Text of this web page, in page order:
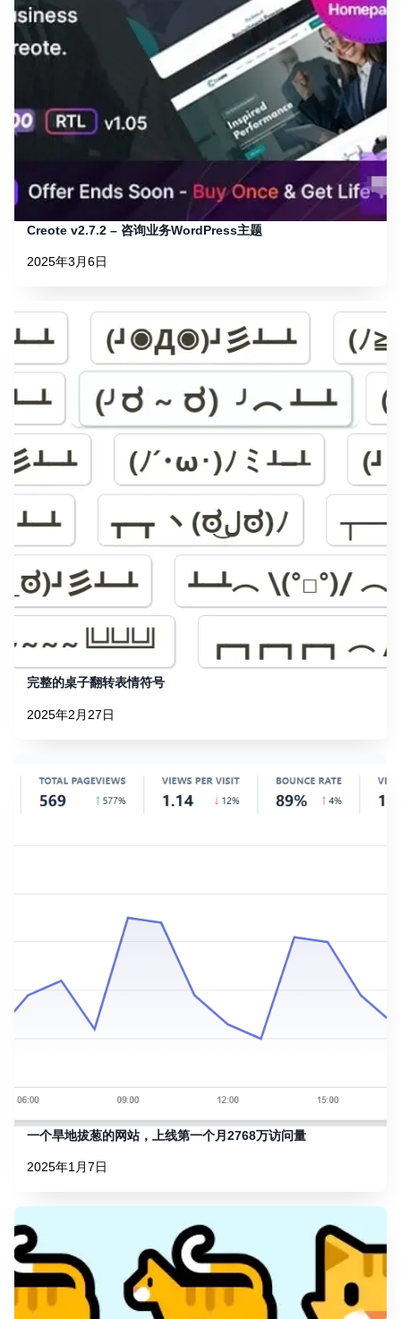
Creote v2.7.2 – 咨询业务WordPress主题
2025年3月6日
完整的桌子翻转表情符号
2025年2月27日
一个旱地拔葱的网站，上线第一个月2768万访问量
2025年1月7日